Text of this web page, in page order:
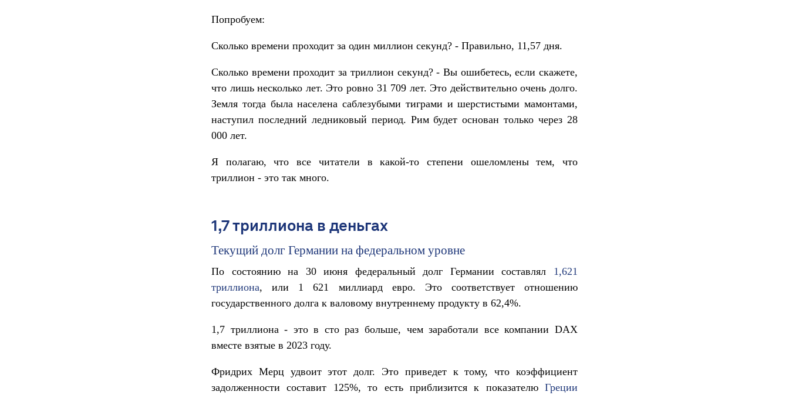
Попробуем:
Сколько времени проходит за один миллион секунд? - Правильно, 11,57 дня.
Сколько времени проходит за триллион секунд? - Вы ошибетесь, если скажете,
что лишь несколько лет. Это ровно 31 709 лет. Это действительно очень долго.
Земля тогда была населена саблезубыми тиграми и шерстистыми мамонтами,
наступил последний ледниковый период. Рим будет основан только через 28
000 лет.
Я полагаю, что все читатели в какой-то степени ошеломлены тем, что
триллион - это так много.
1,7 триллиона в деньгах
Текущий долг Германии на федеральном уровне
По состоянию на 30 июня федеральный долг Германии составлял 1,621
триллиона, или 1 621 миллиард евро. Это соответствует отношению
государственного долга к валовому внутреннему продукту в 62,4%.
1,7 триллиона - это в сто раз больше, чем заработали все компании DAX
вместе взятые в 2023 году.
Фридрих Мерц удвоит этот долг. Это приведет к тому, что коэффициент
задолженности составит 125%, то есть приблизится к показателю Греции